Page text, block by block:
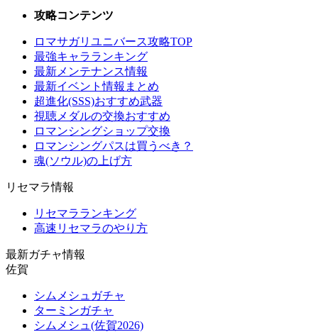
攻略コンテンツ
ロマサガリユニバース攻略TOP
最強キャラランキング
最新メンテナンス情報
最新イベント情報まとめ
超進化(SSS)おすすめ武器
視聴メダルの交換おすすめ
ロマンシングショップ交換
ロマンシングパスは買うべき？
魂(ソウル)の上げ方
リセマラ情報
リセマラランキング
高速リセマラのやり方
最新ガチャ情報
佐賀
シムメシュガチャ
ターミンガチャ
シムメシュ(佐賀2026)